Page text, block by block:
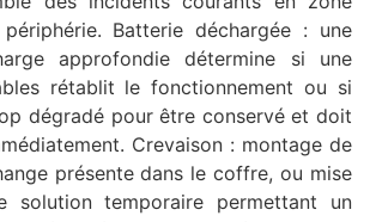
Batterie déchargée : une
approfondie détermine si une
rétablit le fonctionnement ou si
dégradé pour être conservé et doit
Crevaison : montage de
présente dans le coffre, ou mise
solution temporaire permettant un